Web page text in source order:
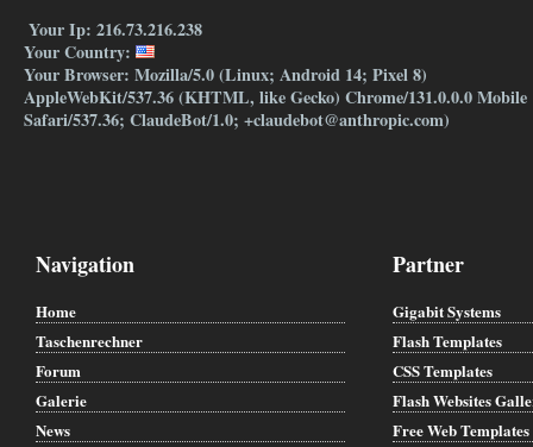
Your Ip: 216.73.216.238
Your Country:
Your Browser: Mozilla/5.0 (Linux; Android 14; Pixel 8)
AppleWebKit/537.36 (KHTML, like Gecko) Chrome/131.0.0.0 Mobile
Safari/537.36; ClaudeBot/1.0; +claudebot@anthropic.com)
Navigation
Home
Taschenrechner
Forum
Galerie
News
Partner
Gigabit Systems
Flash Templates
CSS Templates
Flash Websites
Free Web Templates